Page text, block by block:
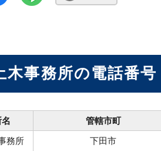
木事務所の電話番号
管轄市町
務所
下田市